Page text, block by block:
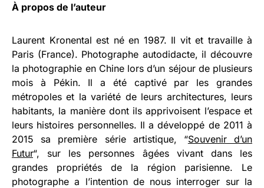
À propos de l’auteur
Laurent Kronental est né en 1987. Il vit et travaille à
Paris (France). Photographe autodidacte, il découvre
la photographie en Chine lors d’un séjour de plusieurs
mois à Pékin. Il a été captivé par les grandes
métropoles et la variété de leurs architectures, leurs
habitants, la manière dont ils apprivoisent l’espace et
leurs histoires personnelles. Il a développé de 2011 à
2015 sa première série artistique, “Souvenir d’un
Futur“, sur les personnes âgées vivant dans les
grandes propriétés de la région parisienne. Le
photographe a l’intention de nous interroger sur la